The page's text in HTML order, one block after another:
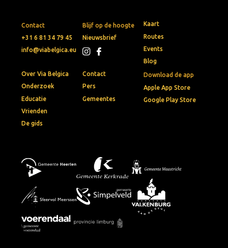
Contact
+31 6 81 34 79 45
info@viabelgica.eu
Blijf op de hoogte
Nieuwsbrief
Download de app
Apple App Store
Google Play Store
Kaart
Routes
Events
Blog
Over Via Belgica
Onderzoek
Educatie
Vrienden
De gids
Contact
Pers
Gemeentes